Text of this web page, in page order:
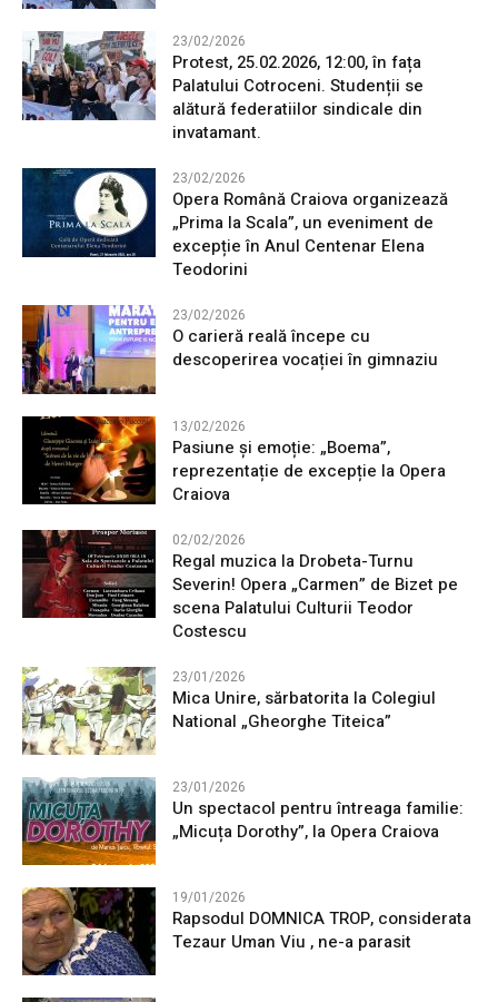
23/02/2026
Protest, 25.02.2026, 12:00, în fața
Palatului Cotroceni. Studenții se
alătură federatiilor sindicale din
invatamant.
23/02/2026
Opera Română Craiova organizează
„Prima la Scala”, un eveniment de
excepție în Anul Centenar Elena
Teodorini
23/02/2026
O carieră reală începe cu
descoperirea vocației în gimnaziu
13/02/2026
Pasiune și emoție: „Boema”,
reprezentație de excepție la Opera
Craiova
02/02/2026
Regal muzica la Drobeta-Turnu
Severin! Opera „Carmen” de Bizet pe
scena Palatului Culturii Teodor
Costescu
23/01/2026
Mica Unire, sărbatorita la Colegiul
National „Gheorghe Titeica”
23/01/2026
Un spectacol pentru întreaga familie:
„Micuța Dorothy”, la Opera Craiova
19/01/2026
Rapsodul DOMNICA TROP, considerata
Tezaur Uman Viu , ne-a parasit